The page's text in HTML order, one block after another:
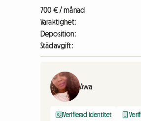
700 € / månad
Varaktighet:
Deposition:
Städavgift:
Awa
Verifierad identitet